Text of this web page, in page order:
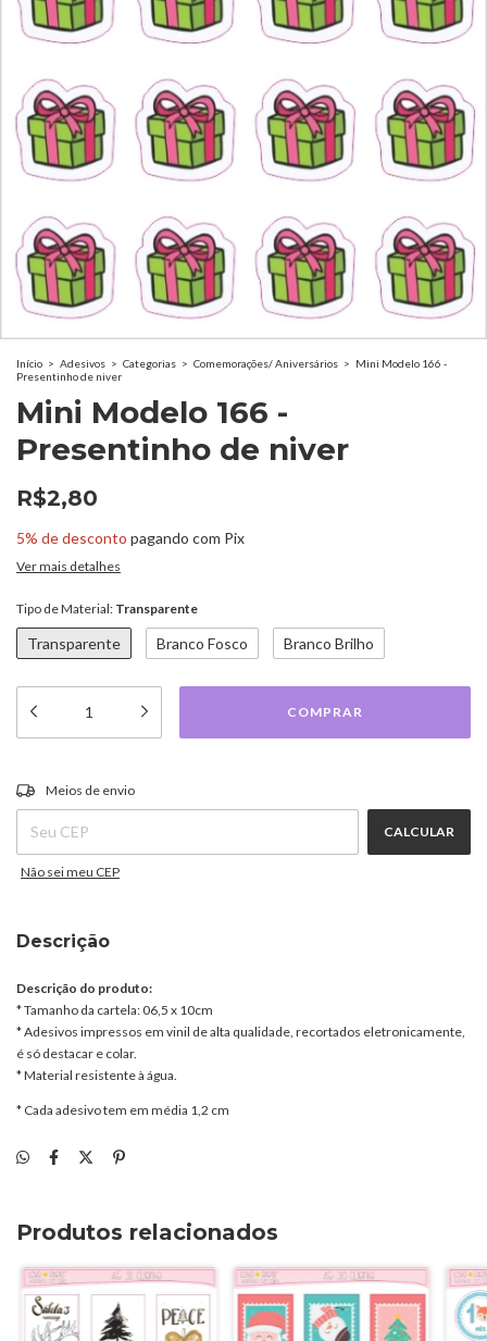
Início > Adesivos > Categorias > Comemorações/ Aniversários > Mini Modelo 166 -
Presentinho de niver
Mini Modelo 166 -
Presentinho de niver
R$2,80
5% de desconto pagando com Pix
Ver mais detalhes
Tipo de Material: Transparente
Transparente Branco Fosco Branco Brilho
Entregas para o CEP:
Meios de envio
CALCULAR
Não sei meu CEP
Descrição
Descrição do produto:
* Tamanho da cartela: 06,5 x 10cm
* Adesivos impressos em vinil de alta qualidade, recortados eletronicamente,
é só destacar e colar.
* Material resistente à água.
* Cada adesivo tem em média 1,2 cm
Produtos relacionados